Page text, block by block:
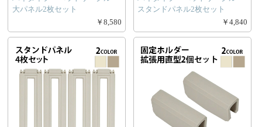
大パネル2枚セット
￥8,580
スタンドパネル2枚セット
￥4,840